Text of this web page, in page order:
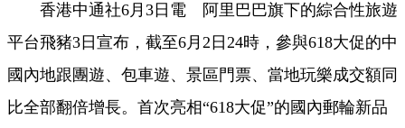
香港中通社6月3日電 阿里巴巴旗下的綜合性旅遊
平台飛豬3日宣布，截至6月2日24時，參與618大促的中
國內地跟團遊、包車遊、景區門票、當地玩樂成交額同
比全部翻倍增長。首次亮相“618大促”的國內郵輪新品